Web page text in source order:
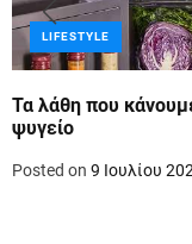
LIFESTYLE
Τα λάθη που
ψυγείο
Posted on 9 Ιουλίου